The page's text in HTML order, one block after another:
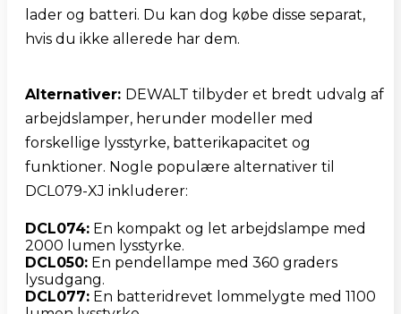
lader og batteri. Du kan dog købe disse separat,
hvis du ikke allerede har dem.
Alternativer: DEWALT tilbyder et bredt udvalg af
arbejdslamper, herunder modeller med
forskellige lysstyrke, batterikapacitet og
funktioner. Nogle populære alternativer til
DCL079-XJ inkluderer:
DCL074: En kompakt og let arbejdslampe med
DCL050: En pendellampe med 360 graders
DCL077: En batteridrevet lommelygte med 1100